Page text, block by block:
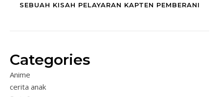
SEBUAH KISAH PELAYARAN KAPTEN PEMBERANI
Categories
Anime
cerita anak